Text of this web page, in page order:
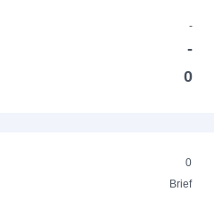
-
-
0
0
Brief